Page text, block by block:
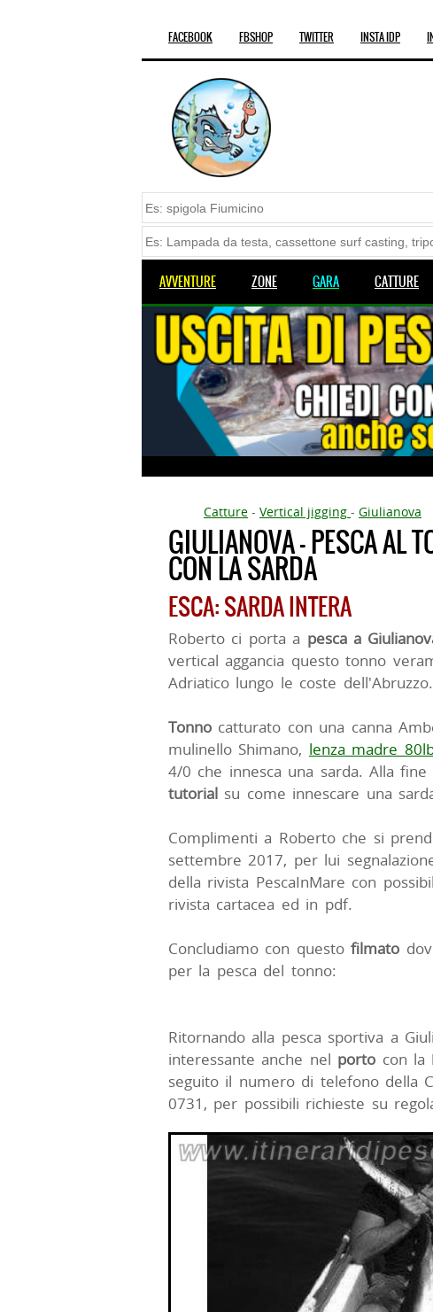
FACEBOOK FBSHOP TWITTER INSTA IDP
AVVENTURE ZONE GARA CATTURE
Catture - Vertical jigging - Giulianova
GIULIANOVA - PESCA AL
CON LA SARDA
ESCA: SARDA INTERA
Roberto ci porta a pesca a
vertical aggancia questo tonno
Adriatico lungo le coste dell'Abruzzo.
Tonno catturato con una canna
mulinello Shimano, lenza madre
4/0 che innesca una sarda. Alla
tutorial su come innescare una
Complimenti a Roberto che si
settembre 2017, per lui
della rivista PescaInMare con
rivista cartacea ed in pdf.
Concludiamo con questofilmato
per la pesca del tonno:
Ritornando alla pesca sportiva a
interessante anche nel porto con la
seguito il numero di telefono della
0731, per possibili richieste su